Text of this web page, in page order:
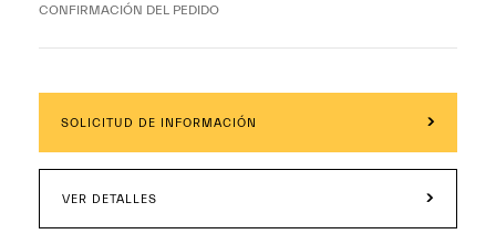
CONFIRMACIÓN DEL PEDIDO
SOLICITUD DE INFORMACIÓN
VER DETALLES